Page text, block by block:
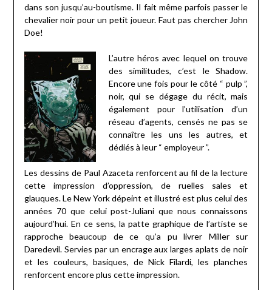
dans son jusqu’au-boutisme. Il fait même parfois passer le
chevalier noir pour un petit joueur. Faut pas chercher John
Doe!
L’autre héros avec lequel on trouve
des similitudes, c’est le Shadow.
Encore une fois pour le côté “ pulp ”,
noir, qui se dégage du récit, mais
également pour l’utilisation d’un
réseau d’agents, censés ne pas se
connaître les uns les autres, et
dédiés à leur “ employeur ”.
Les dessins de Paul Azaceta renforcent au fil de la lecture
cette impression d’oppression, de ruelles sales et
glauques. Le New York dépeint et illustré est plus celui des
années 70 que celui post-Juliani que nous connaissons
aujourd’hui. En ce sens, la patte graphique de l’artiste se
rapproche beaucoup de ce qu’a pu livrer Miller sur
Daredevil. Servies par un encrage aux larges aplats de noir
et les couleurs, basiques, de Nick Filardi, les planches
renforcent encore plus cette impression.